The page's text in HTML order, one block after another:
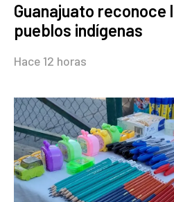
Guanajuato reconoce
pueblos indígenas
Hace 12 horas